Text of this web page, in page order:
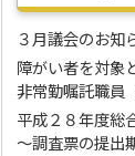
３月議会のお知
障がい者を対象
非常勤嘱託職員
平成２８年度総
～調査票の提出